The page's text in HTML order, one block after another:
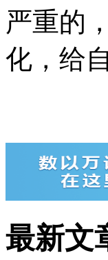
严重的
化，给
最新文